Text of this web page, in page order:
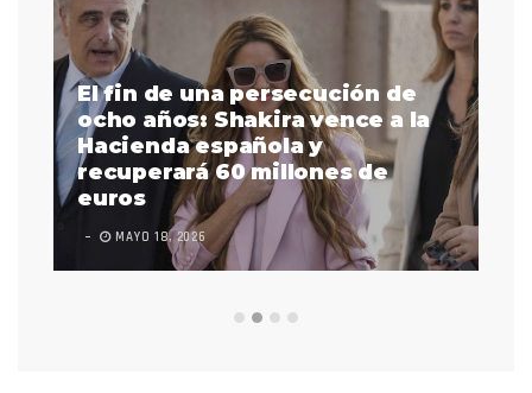
El fin de una persecución de
ocho años: Shakira vence a la
Hacienda española y
recuperará 60 millones de
euros
MAYO 18, 2026